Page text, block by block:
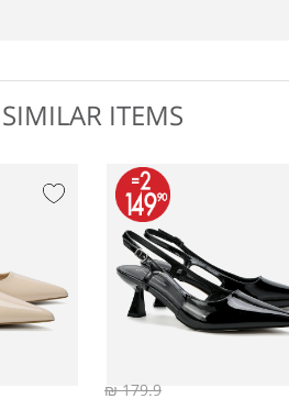
SIMILAR ITEMS
179.9 ₪